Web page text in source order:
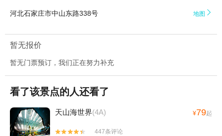
河北石家庄市中山东路338号 地图 
暂无报价
暂无门票预订，我们正在努力补充
看了该景点的人还看了
天山海世界(4A) ¥79起


447条评论